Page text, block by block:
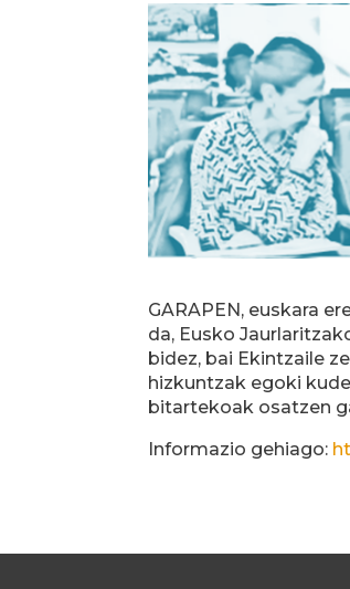
GARAPEN, euskara
da, Eusko
bidez, bai Ekintzaile
hizkuntzak egoki
bitartekoak osatzen
Informazio gehiago: